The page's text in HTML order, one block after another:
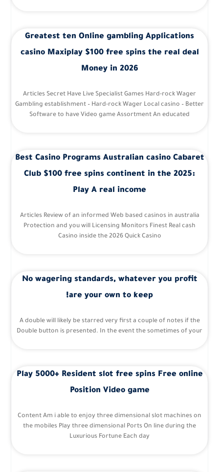
Greatest ten Online gambling Applications
casino Maxiplay $100 free spins the real deal
Money in 2026
Articles Secret Have Live Specialist Games Hard-rock Wager
Gambling establishment – Hard-rock Wager Local casino – Better
Software to have Video game Assortment An educated
Best Casino Programs Australian casino Cabaret
Club $100 free spins continent in the 2025:
Play A real income
Articles Review of an informed Web based casinos in australia
Protection and you will Licensing Monitors Finest Real cash
Casino inside the 2026 Quick Casino
No wagering standards, whatever you profit
are your own to keep!
A double will likely be starred very first a couple of notes if the
Double button is presented. In the event the sometimes of your
Play 5000+ Resident slot free spins Free online
Position Video game
Content Am i able to enjoy three dimensional slot machines on
the mobiles Play three dimensional Ports On line during the
Luxurious Fortune Each day